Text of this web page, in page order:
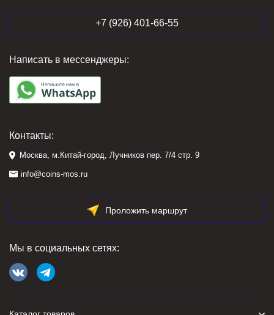
+7 (926) 401-66-55
Написать в мессенджеры:
Контакты:
Москва, м.Китай-город, Лучников пер. 7/4 стр. 9
info@coins-mos.ru
Проложить маршрут
Мы в социальных сетях: